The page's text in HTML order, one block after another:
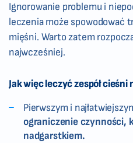
Ignorowanie problemu i
leczenia może spowodować
mięśni. Warto zatem
najwcześniej.
Jak więc leczyć zespół cieśni
Pierwszym i
ograniczenie czynności,
nadgarstkiem.